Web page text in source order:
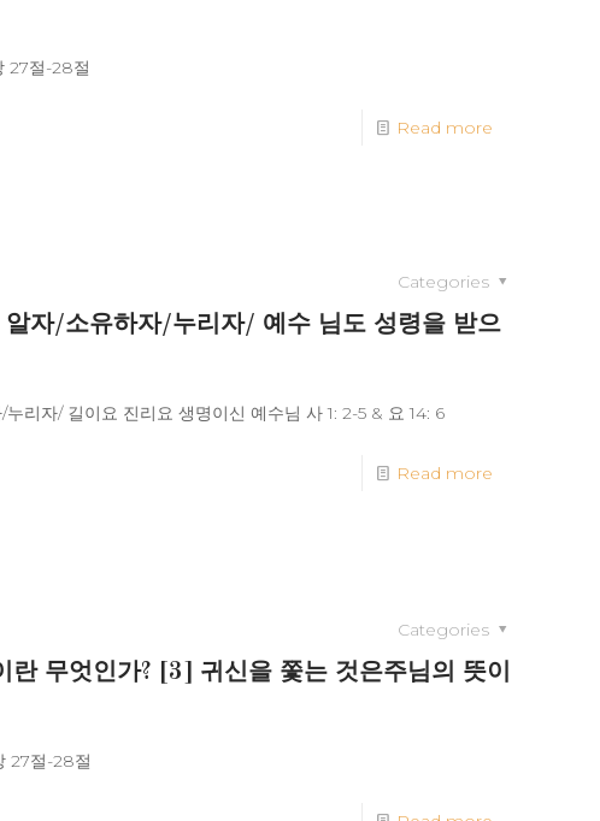
27절-28절
Read more
Categories
자/소유하자/누리자/ 예수 님도 성령을 받으
리자/ 길이요 진리요 생명이신 예수님 사 1: 2-5 & 요 14: 6
Read more
Categories
무엇인가? [3] 귀신을 쫓는 것은주님의 뜻이
27절-28절